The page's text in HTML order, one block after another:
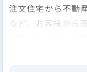
注文住宅から不動
など、お客様から
きるサービス力を